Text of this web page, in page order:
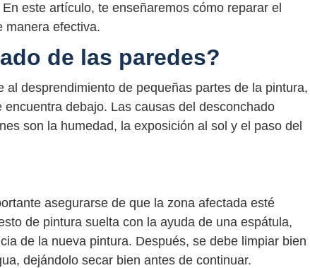
este artículo, te enseñaremos cómo reparar el
manera efectiva.
de las paredes?
desprendimiento de pequeñas partes de la pintura,
debajo. Las causas del desconchado
son la humedad, la exposición al sol y el paso del
asegurarse de que la zona afectada esté
de pintura suelta con la ayuda de una espátula,
de la nueva pintura. Después, se debe limpiar bien
dejándolo secar bien antes de continuar.